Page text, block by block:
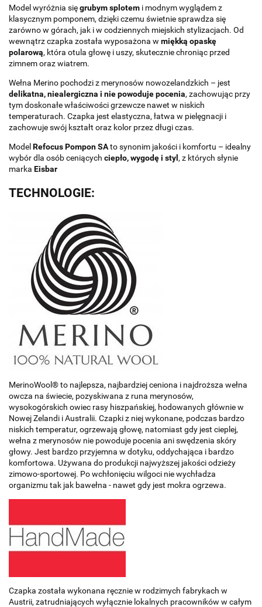
Model wyróżnia sięgrubym splotem i modnym wyglądem z
klasycznym pomponem, dzięki czemu świetnie sprawdza się
zarówno w górach, jak i w codziennych miejskich stylizacjach. Od
wewnątrz czapka została wyposażona w miękką opaskę
polarową, która otula głowę i uszy, skutecznie chroniąc przed
zimnem oraz wiatrem.
Wełna Merino pochodzi z merynosów nowozelandzkich – jest
delikatna, niealergiczna i nie powoduje pocenia, zachowując przy
tym doskonałe właściwości grzewcze nawet w niskich
temperaturach. Czapka jest elastyczna, łatwa w pielęgnacji i
zachowuje swój kształt oraz kolor przez długi czas.
Model Refocus Pompon SAto synonim jakości i komfortu – idealny
wybór dla osób ceniących ciepło, wygodę i styl , z których słynie
marka Eisbar
TECHNOLOGIE:
MerinoWool® to najlepsza, najbardziej ceniona i najdroższa wełna
owcza na świecie, pozyskiwana z runa merynosów,
wysokogórskich owiec rasy hiszpańskiej, hodowanych głównie w
Nowej Zelandi i Australii. Czapki z niej wykonane, podczas bardzo
niskich temperatur, ogrzewają głowę, natomiast gdy jest cieplej,
wełna z merynosów nie powoduje pocenia ani swędzenia skóry
głowy. Jest bardzo przyjemna w dotyku, oddychająca i bardzo
komfortowa. Używana do produkcji najwyższej jakości odzieży
zimowo-sportowej. Po wchłonięciu wilgoci nie wychładza
organizmu tak jak bawełna - nawet gdy jest mokra ogrzewa.
Czapka została wykonana ręcznie w rodzimych fabrykach w
Austrii, zatrudniających wyłącznie lokalnych pracowników w całym